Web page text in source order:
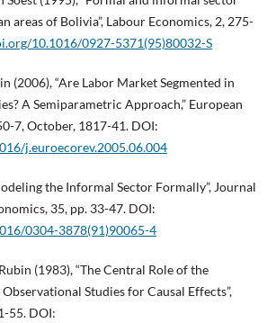
areas of Bolivia”, Labour Economics, 2, 275-
10.1016/0927-5371(95)80032-S
(2006), “Are Labor Market Segmented in
A Semiparametric Approach,” European
7, October, 1817-41. DOI:
j.euroecorev.2005.06.004
the Informal Sector Formally”, Journal
35, pp. 33-47. DOI:
0304-3878(91)90065-4
(1983), “The Central Role of the
Studies for Causal Effects”,
55. DOI: